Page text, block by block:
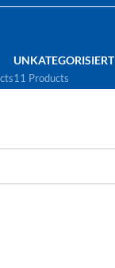
UNKATEGORISIERT
11 Products